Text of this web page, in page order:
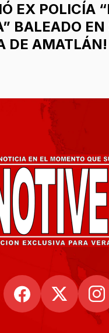
EX POLICÍA
BALEADO EN
DE AMATLÁN!